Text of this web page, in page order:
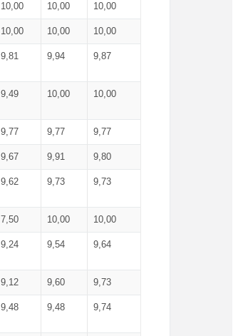
10,00 10,00 10,00
10,00 10,00 10,00
9,81 9,94 9,87
9,49 10,00 10,00
9,77 9,77 9,77
9,67 9,91 9,80
9,62 9,73 9,73
7,50 10,00 10,00
9,24 9,54 9,64
9,12 9,60 9,73
9,48 9,48 9,74